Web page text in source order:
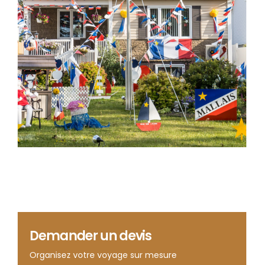
Demander un devis
Organisez votre voyage sur mesure